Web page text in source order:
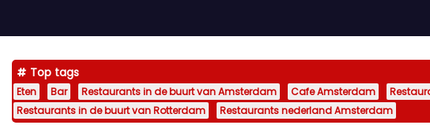
Top tags
Eten Bar Restaurants in de buurt van Amsterdam Cafe Amsterdam
Restaurants in de buurt van Rotterdam
Restaurants nederland Amsterdam